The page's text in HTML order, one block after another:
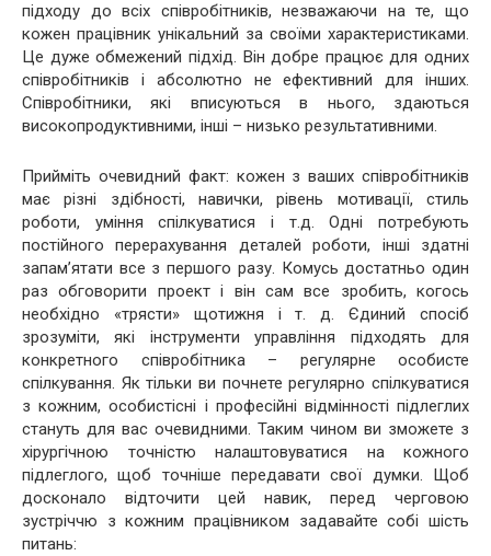
підходу до всіх співробітників, незважаючи на те, що
кожен працівник унікальний за своїми характеристиками.
Це дуже обмежений підхід. Він добре працює для одних
співробітників і абсолютно не ефективний для інших.
Співробітники, які вписуються в нього, здаються
високопродуктивними, інші – низько результативними.
Прийміть очевидний факт: кожен з ваших співробітників
має різні здібності, навички, рівень мотивації, стиль
роботи, уміння спілкуватися і т.д. Одні потребують
постійного перерахування деталей роботи, інші здатні
запам’ятати все з першого разу. Комусь достатньо один
раз обговорити проект і він сам все зробить, когось
необхідно «трясти» щотижня і т. д. Єдиний спосіб
зрозуміти, які інструменти управління підходять для
конкретного співробітника – регулярне особисте
спілкування. Як тільки ви почнете регулярно спілкуватися
з кожним, особистісні і професійні відмінності підлеглих
стануть для вас очевидними. Таким чином ви зможете з
хірургічною точністю налаштовуватися на кожного
підлеглого, щоб точніше передавати свої думки. Щоб
досконало відточити цей навик, перед черговою
зустріччю з кожним працівником задавайте собі шість
питань: